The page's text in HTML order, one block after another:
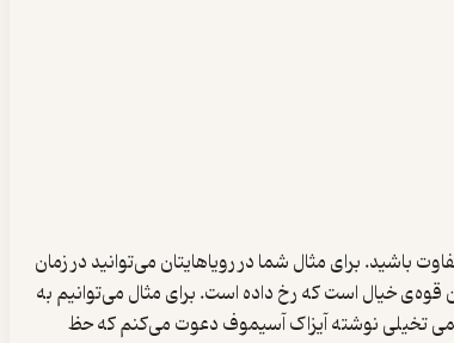
باشید. برای مثال شما در رویاهایتان می‌توانید در زمان
خیال است که رخ داده است. برای مثال می‌توانیم به
علمی تخیلی نوشته آیزاک آسیموف دعوت می‌کنم که حظ